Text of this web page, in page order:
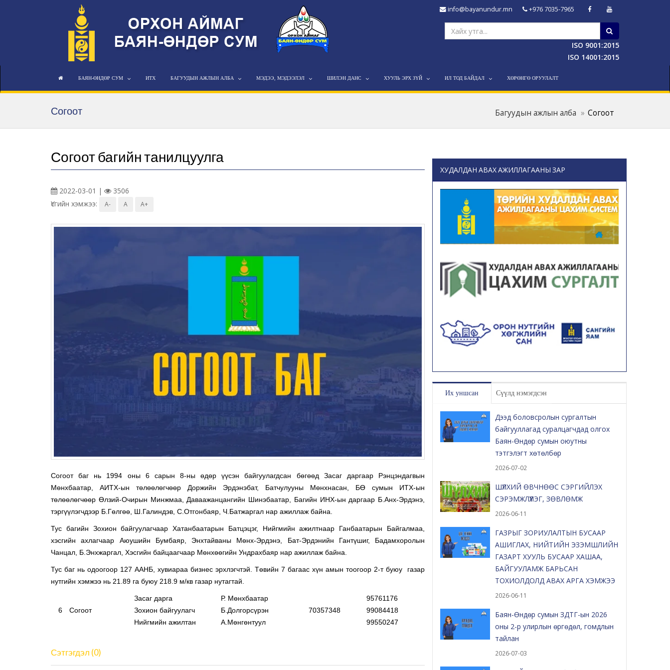
info@bayanundur.mn +976 7035-7965
ISO 9001:2015
ISO 14001:2015
БАЯН-ӨНДӨР СУМ ИТХ БАГУУДЫН АЖЛЫН АЛБА МЭДЭЭ, МЭДЭЭЛЭЛ ШИЛЭН ДАНС ХУУЛЬ ЭРХ ЗҮЙ ИЛ ТОД БАЙДАЛ ХӨРӨНГӨ ОРУУЛАЛТ
Согоот Багуудын ажлын алба Согоот
Согоот багийн танилцуулга
2022-03-01 |
3506
Үсгийн хэмжээ:
A- A A+
Согоот баг нь 1994 оны 6 сарын 8-ны өдөр үүсэн байгуулагдсан бөгөөд Засаг даргаар Рэнцэндагвын
Мөнхбаатар, АИТХ-ын төлөөлөгчөөр Доржийн Эрдэнэбат, Батчулууны Мөнхнасан, БӨ сумын ИТХ-ын
төлөөлөгчөөр Өлзий-Очирын Минжмаа, Даваажанцангийн Шинэбаатар, Багийн ИНХ-ын даргаар Б.Анх-Эрдэнэ,
тэргүүлэгчдээр Б.Гөлгөө, Ш.Галиндэв, С.Отгонбаяр, Ч.Батжаргал нар ажиллаж байна.
Тус багийн Зохион байгуулагчаар Хатанбаатарын Батцэцэг, Нийгмийн ажилтнаар Ганбаатарын Байгалмаа,
хэсгийн ахлагчаар Аюушийн Бумбаяр, Энхтайваны Мөнх-Эрдэнэ, Бат-Эрдэнийн Гантүшиг, Бадамхоролын
Чанцал, Б.Энхжаргал, Хэсгийн байцаагчаар Мөнхөөгийн Ундрахбаяр нар ажиллаж байна.
Тус баг нь одоогоор 127 ААНБ, хувиараа бизнес эрхлэгчтэй. Төвийн 7 багаас хүн амын тоогоор 2-т буюу газар
нутгийн хэмжээ нь 21.89 га буюу 218.9 м/кв газар нутагтай.
6 Согоот
Засаг дарга
Р. Мөнхбаатар
70357348
95761176
Зохион байгуулагч
Б.Долгорсүрэн
99084418
Нийгмийн ажилтан
А.Мөнгөнтуул 99550247
Сэтгэгдэл (0)
ХУДАЛДАН АВАХ АЖИЛЛАГААНЫ ЗАР
Их уншсан Сүүлд нэмэгдсэн
Дээд боловсролын сургалтын
байгууллагад суралцагчдад олгох
Баян-Өндөр сумын оюутны
тэтгэлэгт хөтөлбөр
2026-07-02
ШҮЛХИЙ ӨВЧНӨӨС СЭРГИЙЛЭХ
СЭРЭМЖЛҮҮЛЭГ, ЗӨВЛӨМЖ
2026-06-11
ГАЗРЫГ ЗОРИУЛАЛТЫН БУСААР
АШИГЛАХ, НИЙТИЙН ЭЗЭМШЛИЙН
ГАЗАРТ ХУУЛЬ БУСААР ХАШАА,
БАЙГУУЛАМЖ БАРЬСАН
ТОХИОЛДОЛД АВАХ АРГА ХЭМЖЭЭ
2026-06-11
Баян-Өндөр сумын ЗДТГ-ын 2026
оны 2-р улирлын өргөдөл, гомдлын
тайлан
2026-07-03